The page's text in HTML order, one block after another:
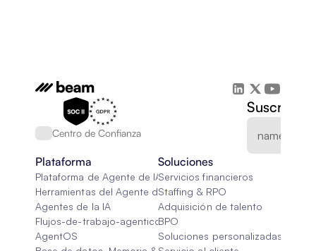
Centro de Confianza
Plataforma
Plataforma de Agente de IA
Herramientas del Agente de IA
Agentes de la IA
Flujos-de-trabajo-agenticos
AgentOS
Soluciones
Servicios financieros
Staffing & RPO
Adquisición de talento
BPO
Soluciones personalizadas de IA